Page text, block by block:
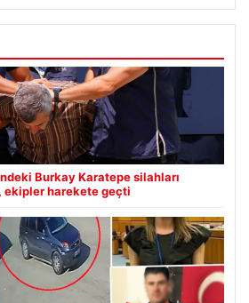
Burkay Karatepe silahları
ekipler harekete geçti